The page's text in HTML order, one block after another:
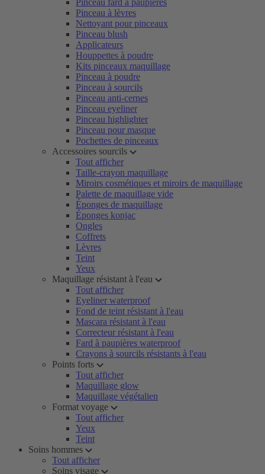
Pinceau fard à paupières
Pinceau à lèvres
Nettoyant pour pinceaux
Pinceau blush
Applicateurs
Houppettes à poudre
Kits pinceaux maquillage
Pinceau à poudre
Pinceau à sourcils
Pinceau anti-cernes
Pinceau eyeliner
Pinceau highlighter
Pinceau pour masque
Pochettes de pinceaux
Accessoires sourcils
Tout afficher
Taille-crayon maquillage
Miroirs cosmétiques et miroirs de maquillage
Palette de maquillage vide
Éponges de maquillage
Éponges konjac
Ongles
Coffrets
Lèvres
Teint
Yeux
Maquillage résistant à l'eau
Tout afficher
Eyeliner waterproof
Fond de teint résistant à l'eau
Mascara résistant à l'eau
Correcteur résistant à l'eau
Fard à paupières waterproof
Crayons à sourcils résistants à l'eau
Points forts
Tout afficher
Maquillage glow
Maquillage végétalien
Format voyage
Tout afficher
Yeux
Teint
Soins hommes
Tout afficher
Soins visage